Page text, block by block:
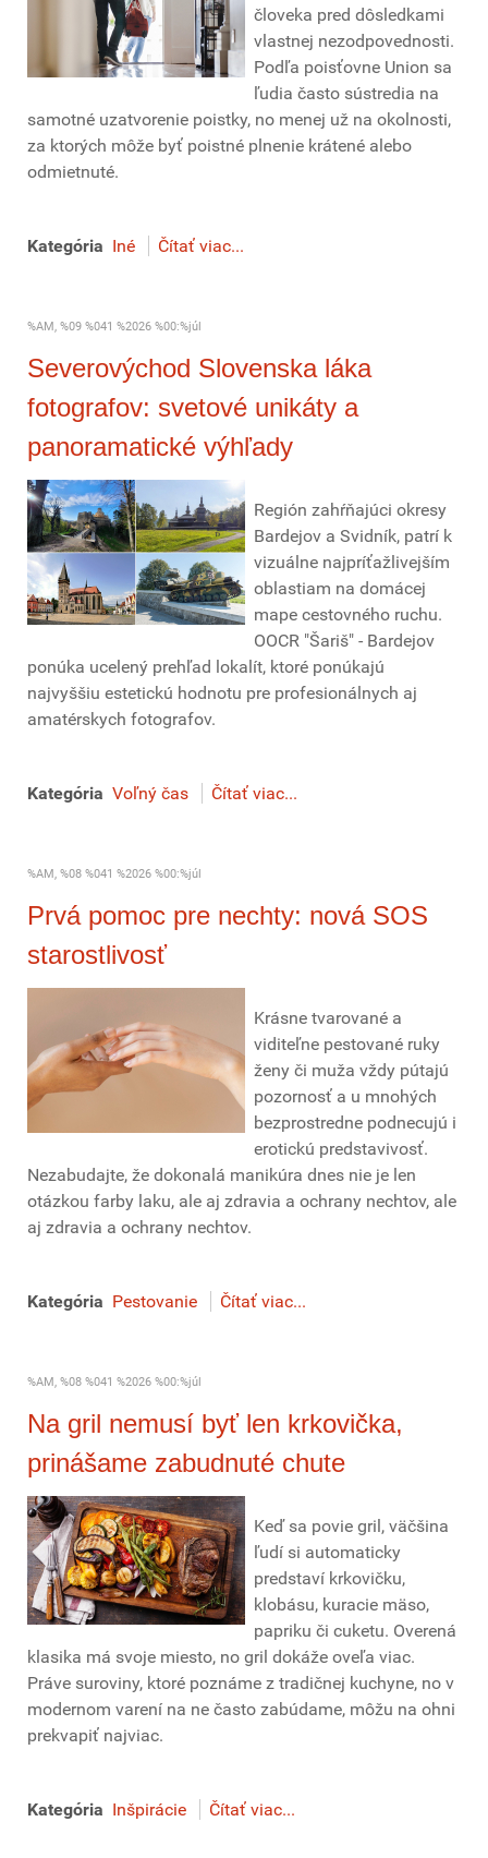
človeka pred dôsledkami
vlastnej nezodpovednosti.
Podľa poisťovne Union sa
ľudia často sústredia na
samotné uzatvorenie poistky, no menej už na okolnosti,
za ktorých môže byť poistné plnenie krátené alebo
odmietnuté.
Kategória Iné Čítať viac...
%AM, %09 %041 %2026 %00:%júl
Severovýchod Slovenska láka
fotografov: svetové unikáty a
panoramatické výhľady
Región zahŕňajúci okresy
Bardejov a Svidník, patrí k
vizuálne najpríťažlivejším
oblastiam na domácej
mape cestovného ruchu.
OOCR "Šariš" - Bardejov
ponúka ucelený prehľad lokalít, ktoré ponúkajú
najvyššiu estetickú hodnotu pre profesionálnych aj
amatérskych fotografov.
Kategória Voľný čas Čítať viac...
%AM, %08 %041 %2026 %00:%júl
Prvá pomoc pre nechty: nová SOS
starostlivosť
Krásne tvarované a
viditeľne pestované ruky
ženy či muža vždy pútajú
pozornosť a u mnohých
bezprostredne podnecujú i
erotickú predstavivosť.
Nezabudajte, že dokonalá manikúra dnes nie je len
otázkou farby laku, ale aj zdravia a ochrany nechtov, ale
aj zdravia a ochrany nechtov.
Kategória Pestovanie Čítať viac...
%AM, %08 %041 %2026 %00:%júl
Na gril nemusí byť len krkovička,
prinášame zabudnuté chute
Keď sa povie gril, väčšina
ľudí si automaticky
predstaví krkovičku,
klobásu, kuracie mäso,
papriku či cuketu. Overená
klasika má svoje miesto, no gril dokáže oveľa viac.
Práve suroviny, ktoré poznáme z tradičnej kuchyne, no v
modernom varení na ne často zabúdame, môžu na ohni
prekvapiť najviac.
Kategória Inšpirácie Čítať viac...